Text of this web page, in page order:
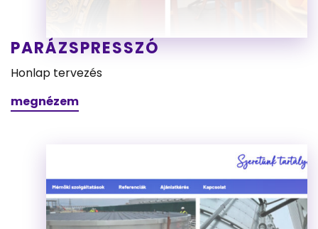
PARÁZSPRESSZÓ
Honlap tervezés
megnézem